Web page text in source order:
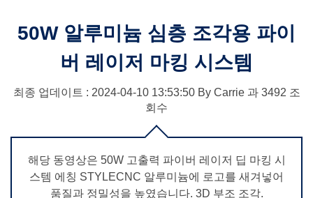
50W 알루미늄 심층 조각용 파이
버 레이저 마킹 시스템
최종 업데이트 : 2024-04-10 13:53:50By Carrie과 3492 조
회수
해당 동영상은 50W 고출력 파이버 레이저 딥 마킹 시
스템 에칭 STYLECNC 알루미늄에 로고를 새겨넣어
품질과 정밀성을 높였습니다. 3D 부조 조각.